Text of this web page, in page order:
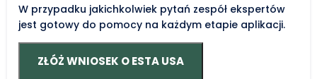
W przypadku jakichkolwiek pytań zespół ekspertów
jest gotowy do pomocy na każdym etapie aplikacji.
ZŁÓŻ WNIOSEK O ESTA USA